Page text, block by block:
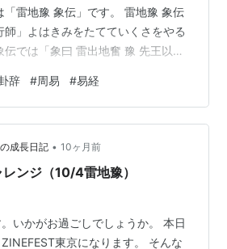
「雷地豫 象伝」です。 雷地豫 象伝
」よはきみをたてていくさをやる
では「象曰 雷出地奮 豫 先王以作
せんおうもってがくをつくり とく
これをじょうていにすすめ もってそ
。 卦辞は、しっかり準備してことに
象伝では、上卦が「震（雷）」下卦
ら、しっかりした土台、大地か
辞 #周易 #易経
成長日記 • 10ヶ月前
ンジ（10/4雷地豫）